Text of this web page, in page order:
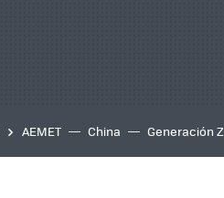
AEMET China Generación Z